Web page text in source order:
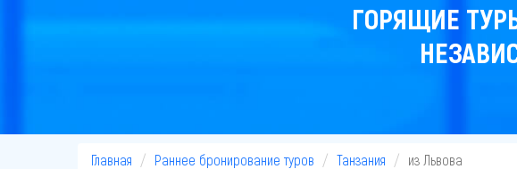
ГОРЯЩИЕ
Главная Раннее бронирование туров Танзания из Львова